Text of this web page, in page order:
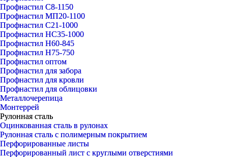
Профнастил С8-1150
Профнастил МП20-1100
Профнастил С21-1000
Профнастил НС35-1000
Профнастил Н60-845
Профнастил Н75-750
Профнастил оптом
Профнастил для забора
Профнастил для кровли
Профнастил для облицовки
Металлочерепица
Монтеррей
Рулонная сталь
Оцинкованная сталь в рулонах
Рулонная сталь с полимерным покрытием
Перфорированные листы
Перфорированный лист с круглыми отверстиями